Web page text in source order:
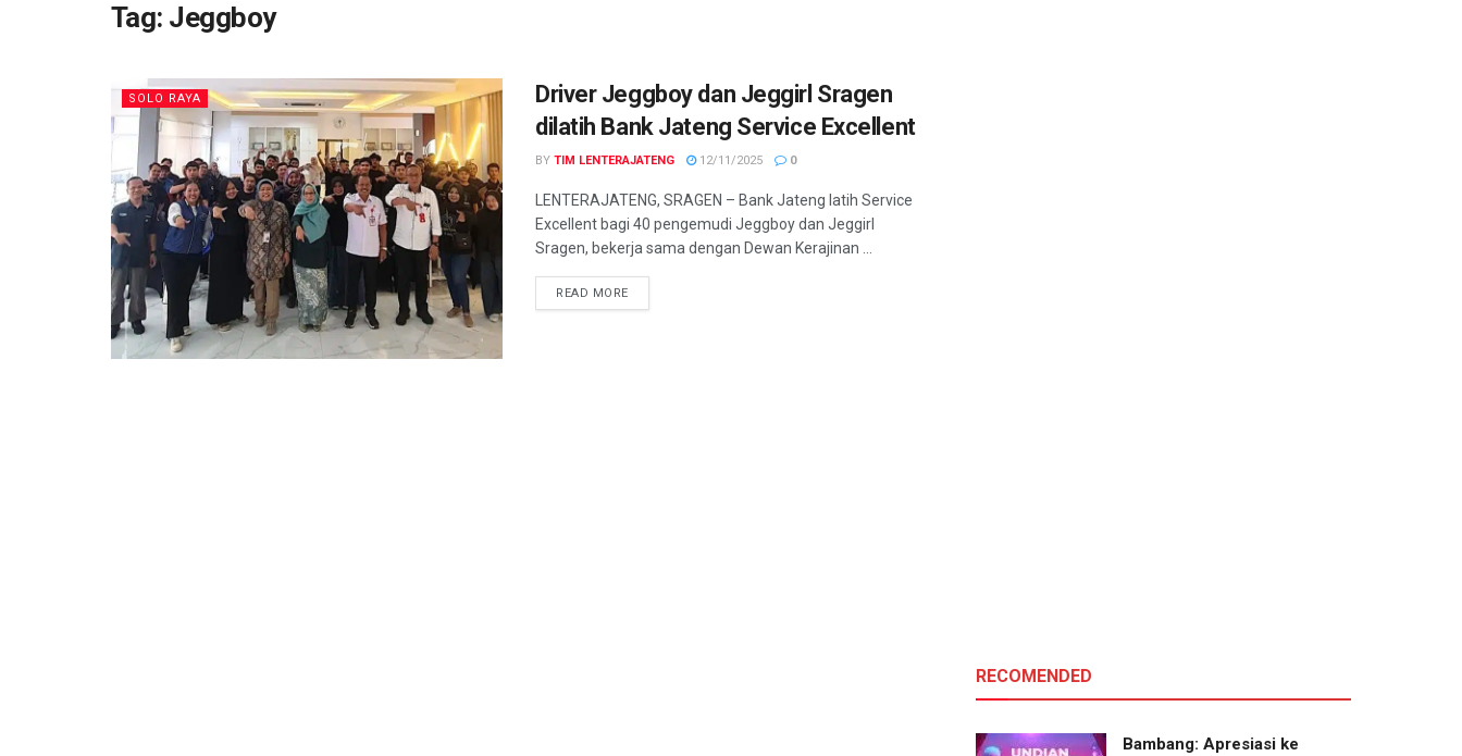
Tag: Jeggboy
SOLO RAYA
Driver Jeggboy dan Jeggirl Sragen
dilatih Bank Jateng Service Excellent
BY TIM LENTERAJATENG 12/11/2025 0
LENTERAJATENG, SRAGEN – Bank Jateng latih Service
Excellent bagi 40 pengemudi Jeggboy dan Jeggirl
Sragen, bekerja sama dengan Dewan Kerajinan ...
READ MOREDETAILS
RECOMENDED
Bambang: Apresiasi ke